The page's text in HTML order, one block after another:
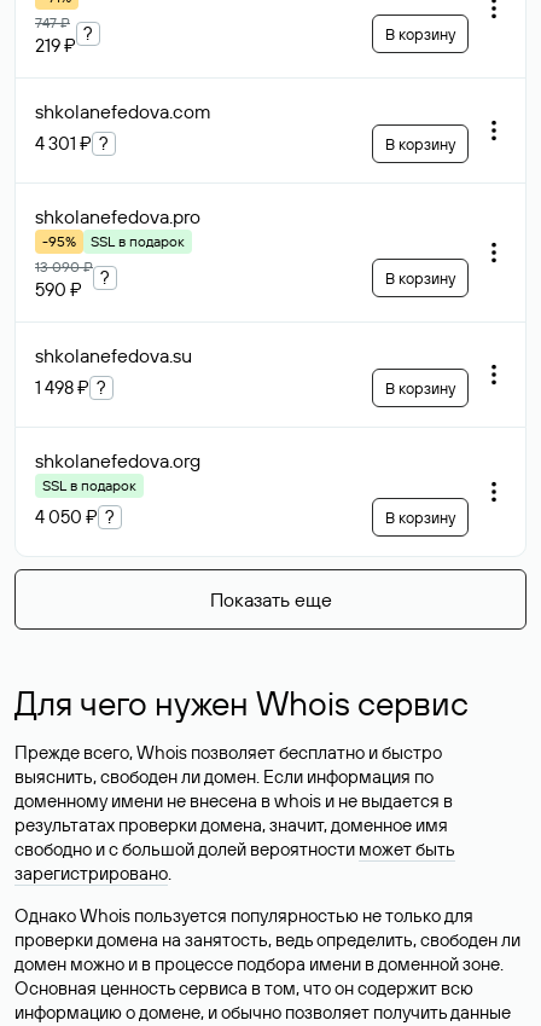
747 ₽
219 ₽
? В корзину
shkolanefedova.com
4 301 ₽ ? В корзину
shkolanefedova.pro
-95%
SSL в подарок
13 090 ₽
590 ₽
? В корзину
shkolanefedova.su
1 498 ₽ ? В корзину
shkolanefedova.org
SSL в подарок
4 050 ₽ ? В корзину
Показать еще
Для чего нужен Whois сервис
Прежде всего, Whois позволяет бесплатно и быстро
выяснить, свободен ли домен. Если информация по
доменному имени не внесена в whois и не выдается в
результатах проверки домена, значит, доменное имя
свободно и с большой долей вероятности может быть
зарегистрировано.
Однако Whois пользуется популярностью не только для
проверки домена на занятость, ведь определить, свободен ли
домен можно и в процессе подбора имени в доменной зоне.
Основная ценность сервиса в том, что он содержит всю
информацию о домене, и обычно позволяет получить данные